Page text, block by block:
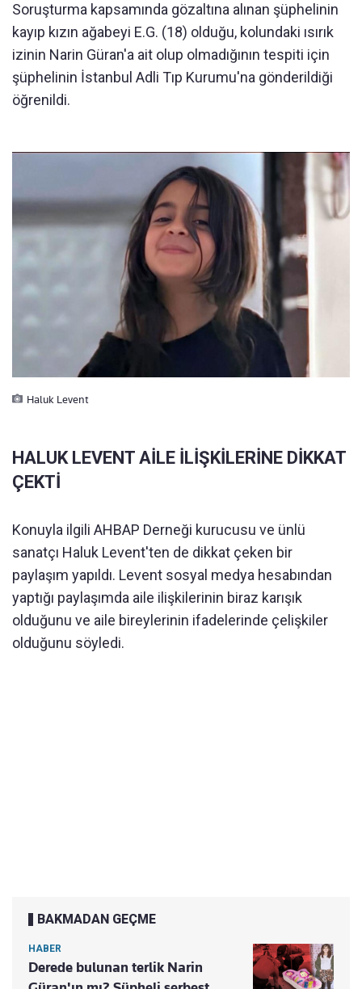
Soruşturma kapsamında gözaltına alınan şüphelinin
kayıp kızın ağabeyi E.G. (18) olduğu, kolundaki ısırık
izinin Narin Güran'a ait olup olmadığının tespiti için
şüphelinin İstanbul Adli Tıp Kurumu'na gönderildiği
öğrenildi.
Haluk Levent
HALUK LEVENT AİLE İLİŞKİLERİNE DİKKAT
ÇEKTİ
Konuyla ilgili AHBAP Derneği kurucusu ve ünlü
sanatçı Haluk Levent'ten de dikkat çeken bir
paylaşım yapıldı. Levent sosyal medya hesabından
yaptığı paylaşımda aile ilişkilerinin biraz karışık
olduğunu ve aile bireylerinin ifadelerinde çelişkiler
olduğunu söyledi.
BAKMADAN GEÇME
HABER
Derede bulunan terlik Narin